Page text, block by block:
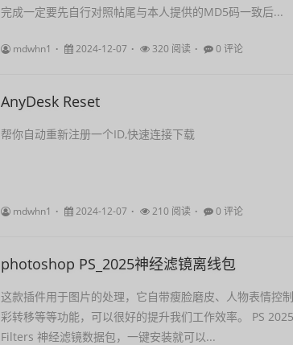
完成一定要先自行对照帖尾与本人提供的MD5码一致后...
mdwhn1 2024-12-07 320 阅读 0 评论
AnyDesk Reset
帮你自动重新注册一个ID,快速连接下载
mdwhn1 2024-12-07 210 阅读 0 评论
photoshop PS_2025神经滤镜离线包
这款插件用于图片的处理，它自带瘦脸磨皮、人物表情控
彩转移等等功能，可以很好的提升我们工作效率。 PS
Filters 神经滤镜数据包，一键安装就可以...